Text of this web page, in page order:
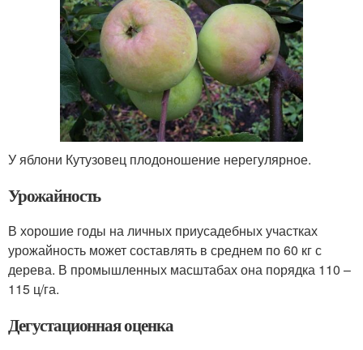
У яблони Кутузовец плодоношение нерегулярное.
Урожайность
В хорошие годы на личных приусадебных участках
урожайность может составлять в среднем по 60 кг с
дерева. В промышленных масштабах она порядка 110 –
115 ц/га.
Дегустационная оценка